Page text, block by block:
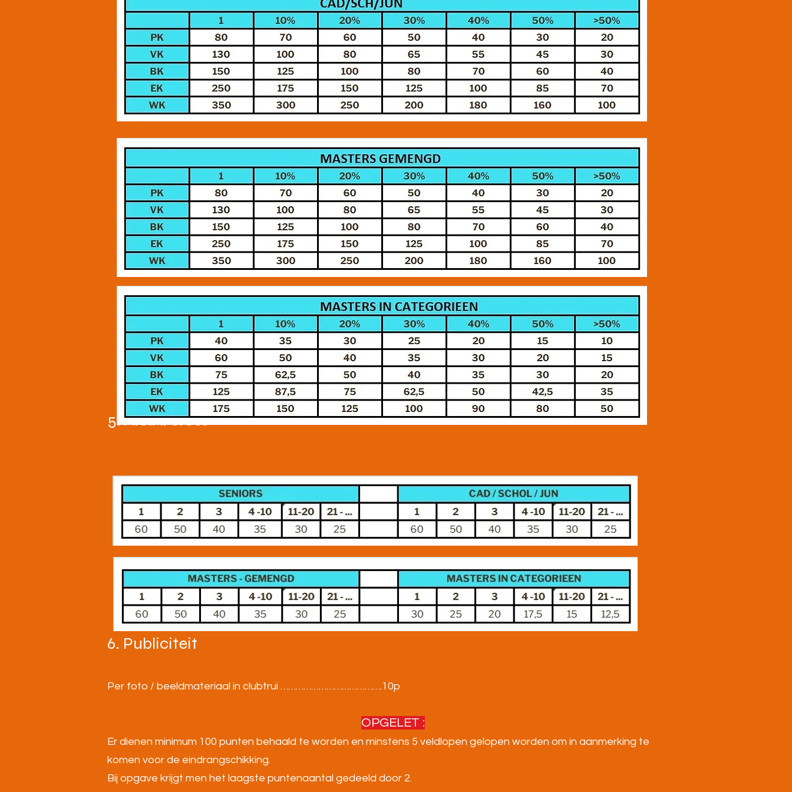
5. A.C.A. cross
6. Publiciteit
Per foto / beeldmateriaal in clubtrui ………………………………….10p
OPGELET :
Er dienen minimum 100 punten behaald te worden en minstens 5 veldlopen gelopen worden om in aanmerking te
komen voor de eindrangschikking.
Bij opgave krijgt men het laagste puntenaantal gedeeld door 2.